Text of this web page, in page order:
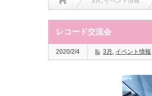
レコード交流会
2020/2/4 3月 , イベント情報